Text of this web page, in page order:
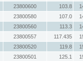
23800600 103.8
23800580 107.0
23800560 113.3
23800557 117.435
23800520 119.8
23800501 125.1